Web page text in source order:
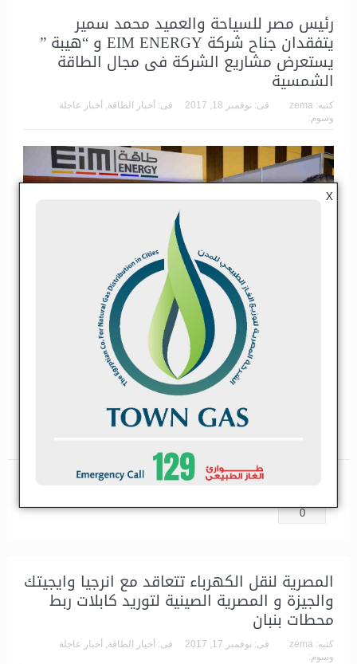
رئيس مصر للسياحة والعميد محمد سمير
يتفقدان جناح شركة EIM ENERGY و “هيبة ”
يستعرض مشاريع الشركة فى مجال الطاقة
الشمسية
كتبه: zema فى: نوفمبر 18, 2017 فى: أخبار الطاقة, أخبار عاجلة
وسوم:
باور نيوز وليد البهنساوى تفقد العميد محمد سمير المتحدث العسكري
السابق و رشاد رفاعي رئيس مجلس إدارة شركة مصر للسياحة جناح
شركة EIM Energy بمعرض و مؤتمر شركات السياحة و السفر الذى
0
المصرية لنقل الكهرباء تتعاقد مع انرجيا وايجيتك
والجيزة و المصرية الصينية لتوريد كابلات ربط
محطات بنبان
كتبه: zema فى: نوفمبر 17, 2017 فى: أخبار الطاقة, أخبار عاجلة
وسوم:
X